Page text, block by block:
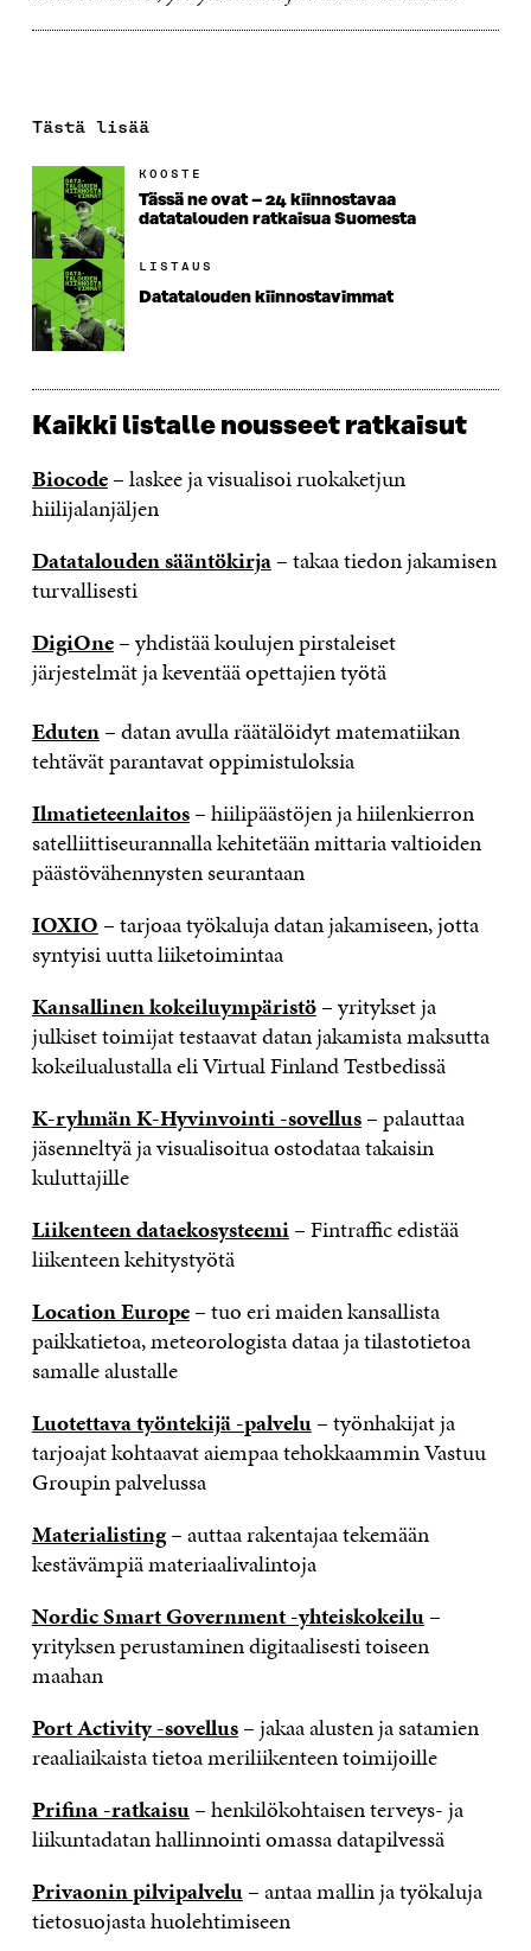
Tästä lisää
KOOSTE
Tässä ne ovat – 24 kiinnostavaa
datatalouden ratkaisua Suomesta
LISTAUS
Datatalouden kiinnostavimmat
Kaikki listalle nousseet ratkaisut
Biocode– laskee ja visualisoi ruokaketjun
hiilijalanjäljen
Datatalouden sääntökirja– takaa tiedon jakamisen
turvallisesti
DigiOne– yhdistää koulujen pirstaleiset
järjestelmät ja keventää opettajien työtä
Eduten– datan avulla räätälöidyt matematiikan
tehtävät parantavat oppimistuloksia
Ilmatieteenlaitos– hiilipäästöjen ja hiilenkierron
satelliittiseurannalla kehitetään mittaria valtioiden
päästövähennysten seurantaan
IOXIO – tarjoaa työkaluja datan jakamiseen, jotta
syntyisi uutta liiketoimintaa
Kansallinen kokeiluympäristö– yritykset ja
julkiset toimijat testaavat datan jakamista maksutta
kokeilualustalla eli Virtual Finland Testbedissä
K-ryhmän K-Hyvinvointi -sovellus– palauttaa
jäsenneltyä ja visualisoitua ostodataa takaisin
kuluttajille
Liikenteen dataekosysteemi– Fintraffic edistää
liikenteen kehitystyötä
Location Europe– tuo eri maiden kansallista
paikkatietoa, meteorologista dataa ja tilastotietoa
samalle alustalle
Luotettava työntekijä -palvelu– työnhakijat ja
tarjoajat kohtaavat aiempaa tehokkaammin Vastuu
Groupin palvelussa
Materialisting– auttaa rakentajaa tekemään
kestävämpiä materiaalivalintoja
Nordic Smart Government -yhteiskokeilu–
yrityksen perustaminen digitaalisesti toiseen
maahan
Port Activity -sovellus– jakaa alusten ja satamien
reaaliaikaista tietoa meriliikenteen toimijoille
Prifina -ratkaisu– henkilökohtaisen terveys- ja
liikuntadatan hallinnointi omassa datapilvessä
Privaonin pilvipalvelu– antaa mallin ja työkaluja
tietosuojasta huolehtimiseen